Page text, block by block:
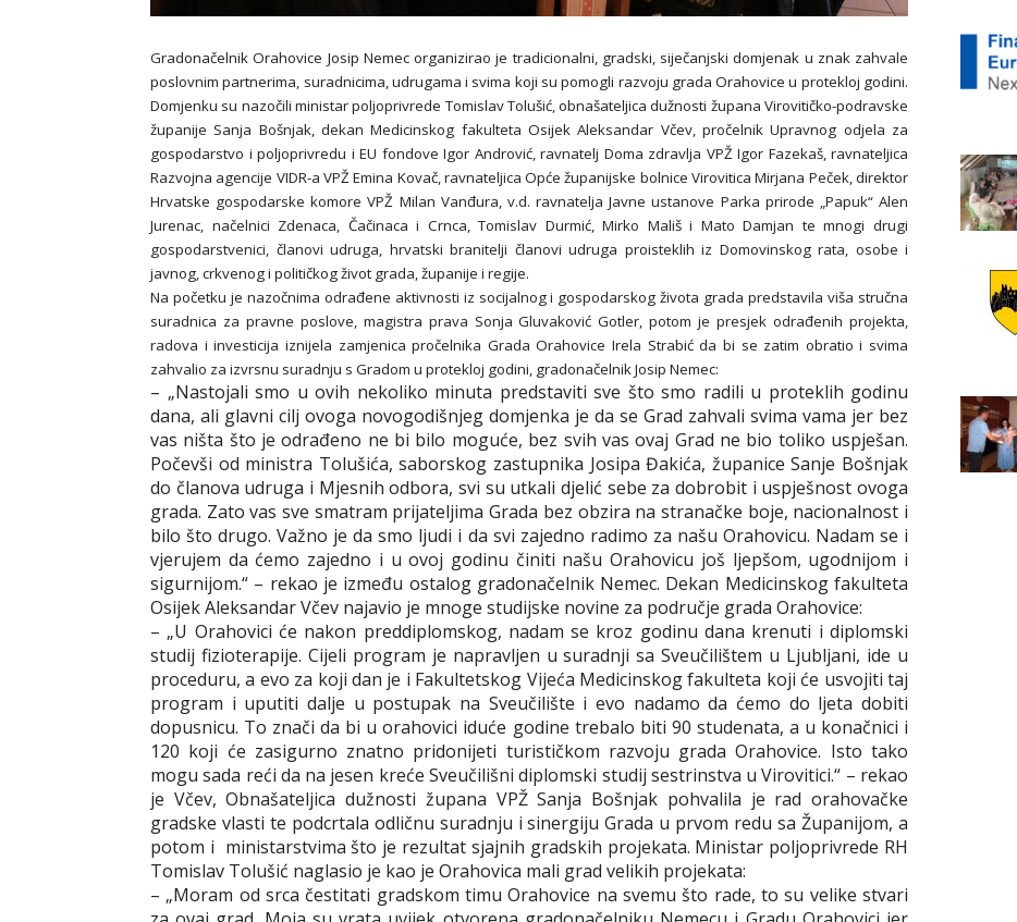
Gradonačelnik Orahovice Josip Nemec organizirao je tradicionalni, gradski, siječanjski domjenak u znak zahvale
poslovnim partnerima, suradnicima, udrugama i svima koji su pomogli razvoju grada Orahovice u protekloj godini.
Domjenku su nazočili ministar poljoprivrede Tomislav Tolušić, obnašateljica dužnosti župana Virovitičko-podravske
županije Sanja Bošnjak, dekan Medicinskog fakulteta Osijek Aleksandar Včev, pročelnik Upravnog odjela za
gospodarstvo i poljoprivredu i EU fondove Igor Andrović, ravnatelj Doma zdravlja VPŽ Igor Fazekaš, ravnateljica
Razvojna agencije VIDR-a VPŽ Emina Kovač, ravnateljica Opće županijske bolnice Virovitica Mirjana Peček, direktor
Hrvatske gospodarske komore VPŽ Milan Vanđura, v.d. ravnatelja Javne ustanove Parka prirode „Papuk“ Alen
Jurenac, načelnici Zdenaca, Čačinaca i Crnca, Tomislav Durmić, Mirko Mališ i Mato Damjan te mnogi drugi
gospodarstvenici, članovi udruga, hrvatski branitelji članovi udruga proisteklih iz Domovinskog rata, osobe i
javnog, crkvenog i političkog život grada, županije i regije.
Na početku je nazočnima odrađene aktivnosti iz socijalnog i gospodarskog života grada predstavila viša stručna
suradnica za pravne poslove, magistra prava Sonja Gluvaković Gotler, potom je presjek odrađenih projekta,
radova i investicija iznijela zamjenica pročelnika Grada Orahovice Irela Strabić da bi se zatim obratio i svima
zahvalio za izvrsnu suradnju s Gradom u protekloj godini, gradonačelnik Josip Nemec:
– „Nastojali smo u ovih nekoliko minuta predstaviti sve što smo radili u proteklih godinu
dana, ali glavni cilj ovoga novogodišnjeg domjenka je da se Grad zahvali svima vama jer bez
vas ništa što je odrađeno ne bi bilo moguće, bez svih vas ovaj Grad ne bio toliko uspješan.
Počevši od ministra Tolušića, saborskog zastupnika Josipa Đakića, županice Sanje Bošnjak
do članova udruga i Mjesnih odbora, svi su utkali djelić sebe za dobrobit i uspješnost ovoga
grada. Zato vas sve smatram prijateljima Grada bez obzira na stranačke boje, nacionalnost i
bilo što drugo. Važno je da smo ljudi i da svi zajedno radimo za našu Orahovicu. Nadam se i
vjerujem da ćemo zajedno i u ovoj godinu činiti našu Orahovicu još ljepšom, ugodnijom i
sigurnijom.“ – rekao je između ostalog gradonačelnik Nemec. Dekan Medicinskog fakulteta
Osijek Aleksandar Včev najavio je mnoge studijske novine za područje grada Orahovice:
– „U Orahovici će nakon preddiplomskog, nadam se kroz godinu dana krenuti i diplomski
studij fizioterapije. Cijeli program je napravljen u suradnji sa Sveučilištem u Ljubljani, ide u
proceduru, a evo za koji dan je i Fakultetskog Vijeća Medicinskog fakulteta koji će usvojiti taj
program i uputiti dalje u postupak na Sveučilište i evo nadamo da ćemo do ljeta dobiti
dopusnicu. To znači da bi u orahovici iduće godine trebalo biti 90 studenata, a u konačnici i
120 koji će zasigurno znatno pridonijeti turističkom razvoju grada Orahovice. Isto tako
mogu sada reći da na jesen kreće Sveučilišni diplomski studij sestrinstva u Virovitici.“ – rekao
je Včev, Obnašateljica dužnosti župana VPŽ Sanja Bošnjak pohvalila je rad orahovačke
gradske vlasti te podcrtala odličnu suradnju i sinergiju Grada u prvom redu sa Županijom, a
potom i ministarstvima što je rezultat sjajnih gradskih projekata. Ministar poljoprivrede RH
Tomislav Tolušić naglasio je kao je Orahovica mali grad velikih projekata:
– „Moram od srca čestitati gradskom timu Orahovice na svemu što rade, to su velike stvari